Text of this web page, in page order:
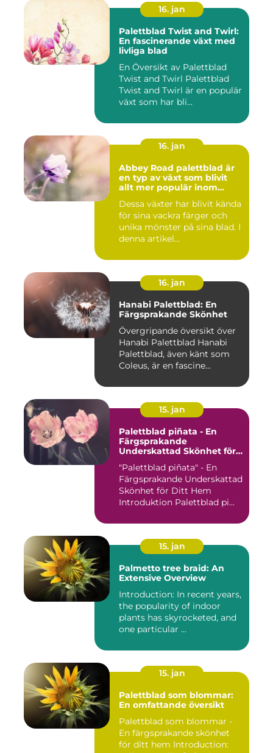
16. jan
Palettblad Twist and Twirl:
En fascinerande växt med
livliga blad
En Översikt av Palettblad
Twist and Twirl Palettblad
Twist and Twirl är en populär
växt som har bli...
16. jan
Abbey Road palettblad är
en typ av växt som blivit
allt mer populär inom
Dessa växter har blivit kända
för sina vackra färger och
unika mönster på sina blad. I
denna artikel...
16. jan
Hanabi Palettblad: En
Färgsprakande Skönhet
Övergripande översikt över
Hanabi Palettblad Hanabi
Palettblad, även känt som
Coleus, är en fascine...
15. jan
Palettblad piñata - En
Färgsprakande
Underskattad Skönhet för
"Palettblad piñata" - En
Färgsprakande Underskattad
Skönhet för Ditt Hem
Introduktion Palettblad pi...
15. jan
Palmetto tree braid: An
Extensive Overview
Introduction: In recent years,
the popularity of indoor
plants has skyrocketed, and
one particular ...
15. jan
Palettblad som blommar:
En omfattande översikt
Palettblad som blommar -
En färgsprakande skönhet
för ditt hem Introduction: